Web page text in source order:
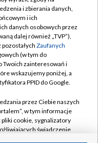
i zbierania danych,
i ich
danych osobowych przez
dalej również „TVP”),
pozostałych Zaufanych
(w tym do
Twoich zainteresowań i
wskazujemy poniżej, a
PPID do Google.
przez Ciebie naszych
w tym informacje
cookie, sygnalizatory
świadczenie